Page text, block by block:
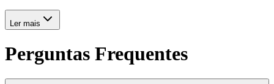
Ler mais
Perguntas Frequentes